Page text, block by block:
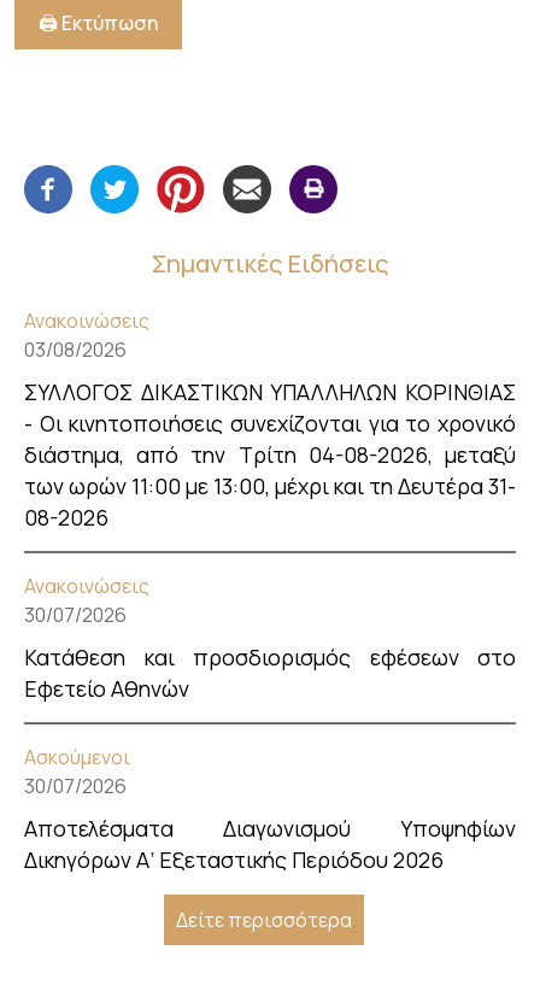
Σημαντικές Ειδήσεις
Ανακοινώσεις
03/08/2026
ΣΥΛΛΟΓΟΣ ΔΙΚΑΣΤΙΚΩΝ ΥΠΑΛΛΗΛΩΝ ΚΟΡΙΝΘΙΑΣ
- Οι κινητοποιήσεις συνεχίζονται για το χρονικό
διάστημα, από την Τρίτη 04-08-2026, μεταξύ
των ωρών 11:00 με 13:00, μέχρι και τη Δευτέρα 31-
08-2026
Ανακοινώσεις
30/07/2026
Κατάθεση και προσδιορισμός εφέσεων στο
Εφετείο Αθηνών
Ασκούμενοι
30/07/2026
Αποτελέσματα Διαγωνισμού Υποψηφίων
Δικηγόρων Α’ Εξεταστικής Περιόδου 2026
Δείτε περισσότερα
🖨️ Εκτύπωση